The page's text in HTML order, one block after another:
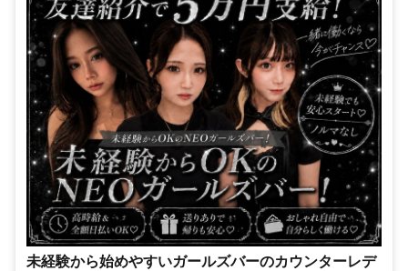
未経験から始めやすいガールズバーのカウンターレデ